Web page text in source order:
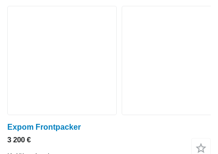
Expom Frontpacker
3 200 €